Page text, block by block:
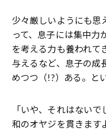
少々厳しいようにも思
って、息子には集中力
を考える力も養われて
与えるなど、息子の成
めつつ（!?）ある。と
「いや、それはない
和のオヤジを貫きます